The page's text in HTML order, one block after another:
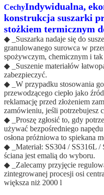
CechyIndywidualna,
konstrukcja suszarki
stożkiem termicznym
◆ _Suszarka nadaje się do
granulowanego surowca w
spożywczym, chemicznym i tak
◆ _Suszenie materiałów
zabezpieczyć.
◆ _W przypadku stosowania
przewodzącego ciepło jako
reklamację przed złożeniem
zamówieniu, jeśli potrzebujesz
◆ _Proszę zgłosić to, gdy
używać bezpośredniego
osłona próżniowa to spiekana
◆ _Materiał: SS304 / SS316L /
ściana jest emalią do wyboru.
◆ _Zalecamy przyjęcie
zintegrowanej procesji osi
większa niż 2000 l